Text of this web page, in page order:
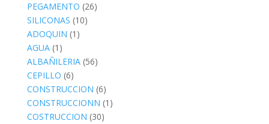
PEGAMENTO (26)
SILICONAS (10)
ADOQUIN (1)
AGUA (1)
ALBAÑILERIA (56)
CEPILLO (6)
CONSTRUCCION (6)
CONSTRUCCIONN (1)
COSTRUCCION (30)